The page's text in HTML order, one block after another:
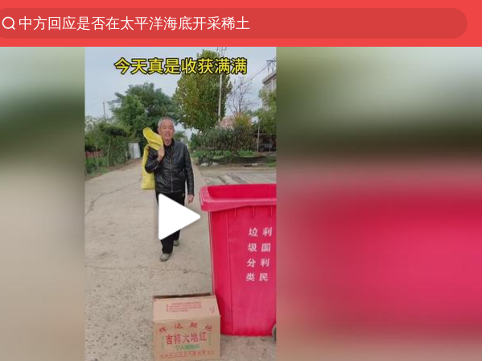
中方回应是否在太平洋海底开采稀土
看守所辅警收受10万获刑1年
宇树科技发行价格150.80元/股
宇树科技王兴兴身家有望超200亿元
五粮液渠道价一箱上涨近百元
CIA被曝已秘密设立古巴工作组
法国将禁止“未经同意的电话营销”
吉林一“温度计大楼”读数爆表
贵州轮胎子公司获美国退税8136万
“深圳地面沉降致车辆损坏”不实
泰国一女公务员妆容引争议 本人回应